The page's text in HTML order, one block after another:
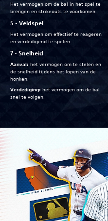
Het vermogen om de bal in het spel te
brengen en strikeouts te voorkomen.
‎5 -‏ Veldspel
Het vermogen om effectief te reageren
en verdedigend te spelen.
‎7 -‏ Snelheid
Aanval: het vermogen om te stelen en
de snelheid tijdens het lopen van de
honken.
Verdediging: het vermogen om de bal
snel te volgen.